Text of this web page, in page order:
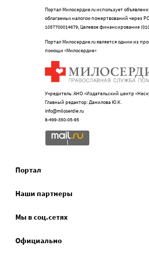
Портал Милосердие.ru использует
облагаемых налогом пожертвований через
1057700014679, Целевое финансирование
Портал Милосердие.ru является одним из
помощи «Милосердие»
Учредитель: АНО «Издательский центр
Главный редактор: Данилова Ю.К.
info@miloserdie.ru
8-499-350-05-95
Портал
Наши партнеры
Мы в соц.сетях
Официально